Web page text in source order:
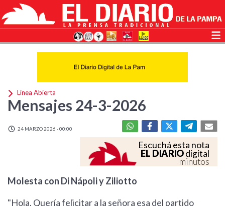
Linea Abierta
Mensajes 24-3-2026
24 MARZO 2026 - 00:00
Escuchá esta nota
EL DIARIOdigital
minutos
Molesta con Di Nápoli y Ziliotto
"Hola. Quería felicitar a la señora esa del partido